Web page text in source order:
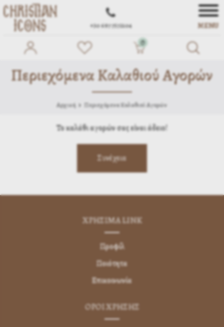
+30 697 7572104 MENU
0
Περιεχόμενα Καλαθιού Αγορών
Αρχική Περιεχόμενα Καλαθιού Αγορών
Το καλάθι αγορών σας είναι άδειο!
ΧΡΗΣΙΜA LINK
Προφίλ
Ποιότητα
Επικοινωνία
ΌΡΟΙ ΧΡΉΣΗΣ